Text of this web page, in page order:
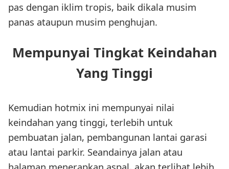
pas dengan iklim tropis, baik dikala musim
panas ataupun musim penghujan.
Mempunyai Tingkat Keindahan
Yang Tinggi
Kemudian hotmix ini mempunyai nilai
keindahan yang tinggi, terlebih untuk
pembuatan jalan, pembangunan lantai garasi
atau lantai parkir. Seandainya jalan atau